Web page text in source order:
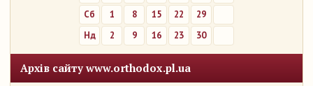
Сб
1 8 15 22
29
Нд
2 9 16 23 30
Архів сайту www.orthodox.pl.ua